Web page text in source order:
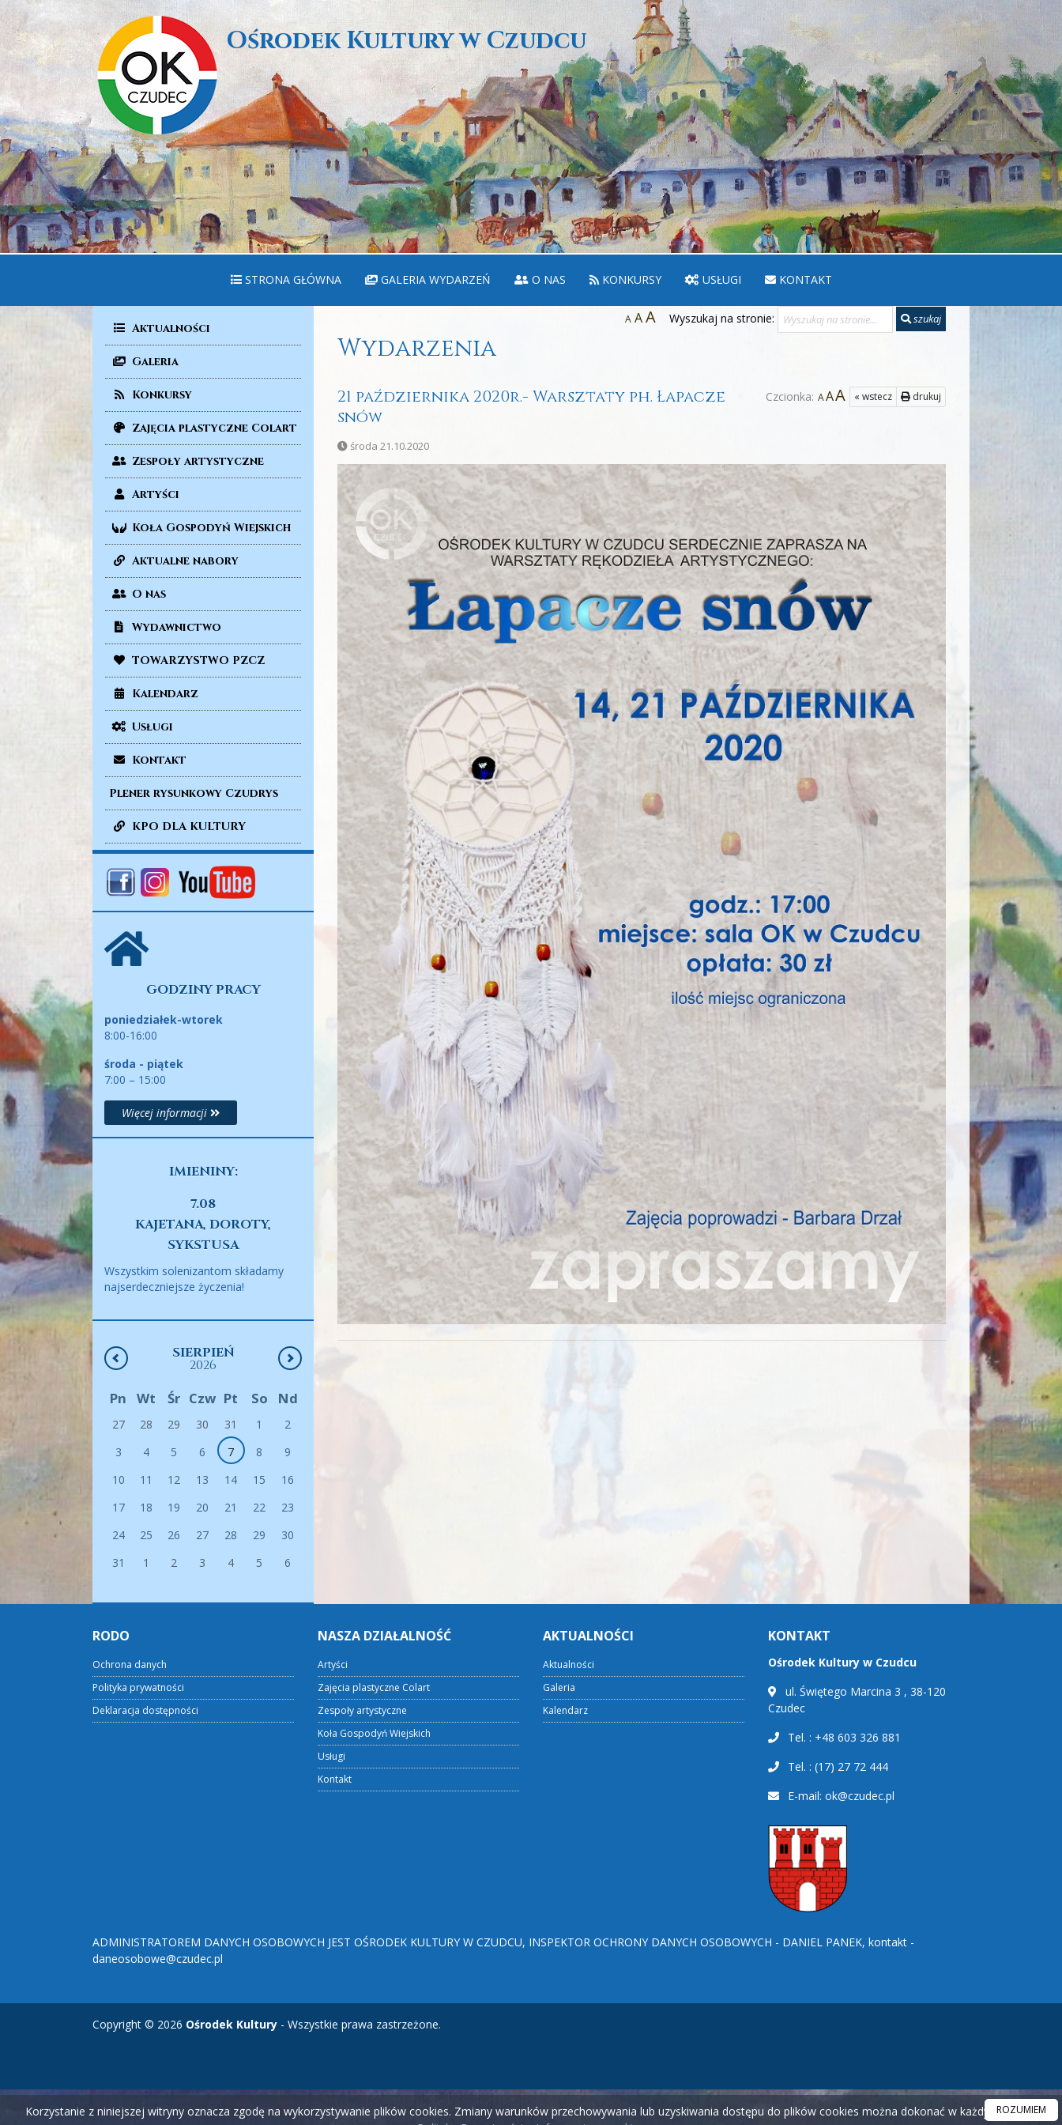
Ośrodek Kultury w Czudcu
STRONA GŁÓWNA GALERIA WYDARZEŃ O NAS KONKURSY USŁUGI KONTAKT
Aktualności
Galeria
Konkursy
Zajęcia plastyczne Colart
Zespoły artystyczne
Artyści
Koła Gospodyń Wiejskich
Aktualne nabory
O nas
Wydawnictwo
TOWARZYSTWO PZCZ
Kalendarz
Usługi
Kontakt
Plener rysunkowy Czudrys
KPO DLA KULTURY
GODZINY PRACY
poniedziałek-wtorek
8:00-16:00
środa - piątek
7:00 – 15:00
Więcej informacji
IMIENINY:
7.08
KAJETANA, DOROTY,
SYKSTUSA
Wszystkim solenizantom składamy
najserdeczniejsze życzenia!
SIERPIEŃ
2026
Pn Wt Śr Czw Pt So Nd
27 28 29 30 31 1
2
3
4 5 6 7 8
9
10
11 12 13 14 15
16
17
18 19 20 21 22
23
24
25 26 27 28 29
30
31
1 2 3 4 5 6
A AA Wyszukaj na stronie: szukaj
Wydarzenia
Czcionka: AAA « wstecz drukuj
21 października 2020r.- Warsztaty ph. Łapacze
snów
środa 21.10.2020
RODO
Ochrona danych
Polityka prywatności
Deklaracja dostępności
NASZA DZIAŁALNOŚĆ
Artyści
Zajęcia plastyczne Colart
Zespoły artystyczne
Koła Gospodyń Wiejskich
Usługi
Kontakt
AKTUALNOŚCI
Aktualności
Galeria
Kalendarz
KONTAKT
Ośrodek Kultury w Czudcu
ul. Świętego Marcina 3 , 38-120
Czudec
Tel. : +48 603 326 881
Tel. : (17) 27 72 444
E-mail: ok@czudec.pl
ADMINISTRATOREM DANYCH OSOBOWYCH JEST OŚRODEK KULTURY W CZUDCU, INSPEKTOR OCHRONY DANYCH OSOBOWYCH - DANIEL PANEK, kontakt -
daneosobowe@czudec.pl
Copyright © 2026 Ośrodek Kultury - Wszystkie prawa zastrzeżone.
Korzystanie z niniejszej witryny oznacza zgodę na wykorzystywanie plików cookies. Zmiany warunków przechowywania lub uzyskiwania dostępu do plików cookies można dokonać w każdym czasie.
ROZUMIEM